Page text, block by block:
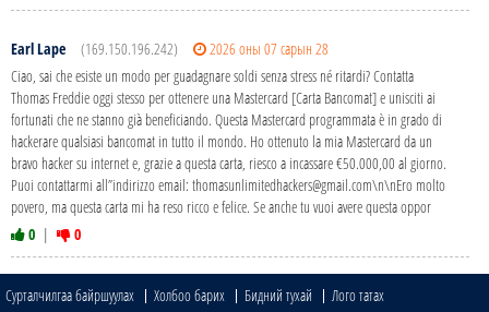
Earl Lape (169.150.196.242)
2026 оны 07 сарын 28
Ciao, sai che esiste un modo per guadagnare soldi senza stress né ritardi? Contatta
Thomas Freddie oggi stesso per ottenere una Mastercard [Carta Bancomat] e unisciti ai
fortunati che ne stanno già beneficiando. Questa Mastercard programmata è in grado di
hackerare qualsiasi bancomat in tutto il mondo. Ho ottenuto la mia Mastercard da un
bravo hacker su internet e, grazie a questa carta, riesco a incassare €50.000,00 al giorno.
Puoi contattarmi all”indirizzo email: thomasunlimitedhackers@gmail.com\n\nEro molto
povero, ma questa carta mi ha reso ricco e felice. Se anche tu vuoi avere questa oppor
0 | 0
Сурталчилгаа байршуулах Холбоо барих Бидний тухай
Лого татах